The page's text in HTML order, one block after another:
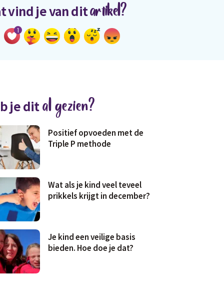
vind je van ditartikel?
1
je dital gezien?
Positief opvoeden met de
Triple P methode
Wat als je kind veel teveel
prikkels krijgt in december?
Je kind een veilige basis
bieden. Hoe doe je dat?